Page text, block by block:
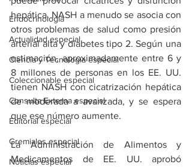
Endocrinología
Actualidad especial
Ciencia y Tecnología especial
Coleccionable especial
Consulta Externa especial
Editorial especial
Gremiales especial
Noticias especial
hepática. NASH a menudo se asocia con
otros problemas de salud como presión
arterial alta y diabetes tipo 2. Según una
estimación, aproximadamente entre 6 y
8 millones de personas en los EE. UU.
tienen NASH con cicatrización hepática
de moderada a avanzada, y se espera
que ese número aumente.
La Administración de Alimentos y
Medicamentos de EE. UU. aprobó